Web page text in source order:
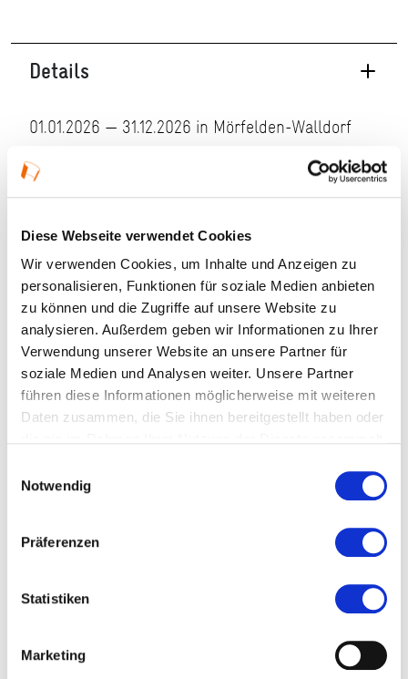
Diese Webseite verwendet Cookies
Wir verwenden Cookies, um Inhalte und Anzeigen zu
personalisieren, Funktionen für soziale Medien anbieten
zu können und die Zugriffe auf unsere Website zu
analysieren. Außerdem geben wir Informationen zu Ihrer
Verwendung unserer Website an unsere Partner für
soziale Medien und Analysen weiter. Unsere Partner
führen diese Informationen möglicherweise mit weiteren
Daten zusammen, die Sie ihnen bereitgestellt haben oder
Notwendig
Präferenzen
Statistiken
Marketing
Details
01.01.2026 — 31.12.2026 in Mörfelden-Walldorf
Öffnungszeiten:
Do 15–17 Uhr, So 14–17 Uhr, Geschlossen in den
Veranstaltungstyp:Ausstellung
Kosten und Anmeldung
Ort und Anfahrt